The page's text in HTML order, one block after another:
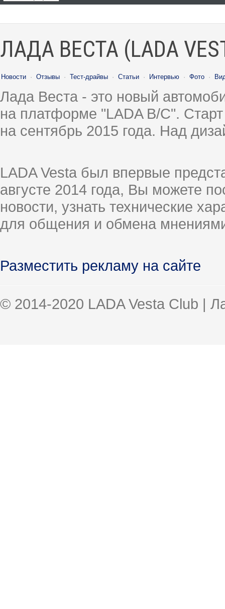
ЛАДА ВЕСТА (LADA
Новости · Отзывы · Тест-драйвы · Статьи · Интервью · Фото ·
Лада Веста - это новый
на платформе "LADA B/C".
на сентябрь 2015 года. Над
LADA Vesta был впервые
августе 2014 года, Вы можете
новости, узнать технические
для общения и обмена
Разместить рекламу на сайте
© 2014-2020 LADA Vesta Club |